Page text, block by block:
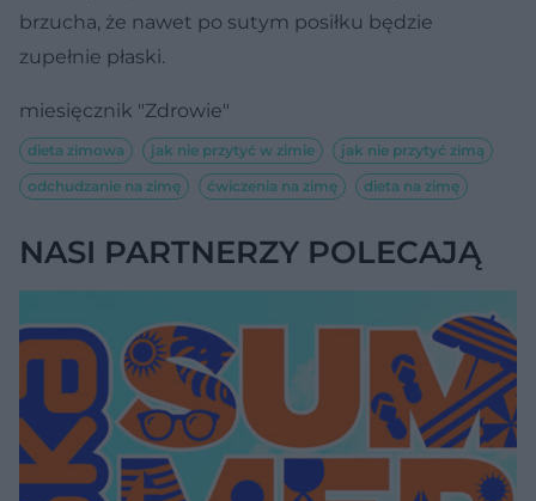
brzucha, że nawet po sutym posiłku będzie
zupełnie płaski.
miesięcznik "Zdrowie"
dieta zimowa jak nie przytyć w zimie
jak nie przytyć zimą
odchudzanie na zimę
ćwiczenia na zimę dieta na zimę
NASI PARTNERZY POLECAJĄ